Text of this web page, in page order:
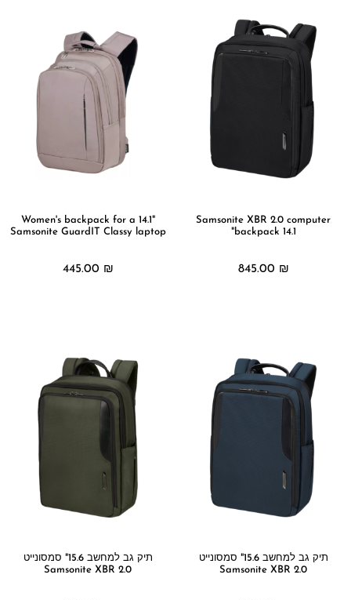
Samsonite XBR 2.0 computer
backpack 14.1"
845.00 ₪
Women's backpack for a 14.1"
Samsonite GuardIT Classy laptop
445.00 ₪
תיק גב למחשב 15.6" סמסונייט
Samsonite XBR 2.0
תיק גב למחשב 15.6" סמסונייט
Samsonite XBR 2.0